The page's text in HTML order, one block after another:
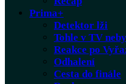
Prima+
Detektor lži
Tohle v TV
Reakce po
Odhalení
Cesta do finále